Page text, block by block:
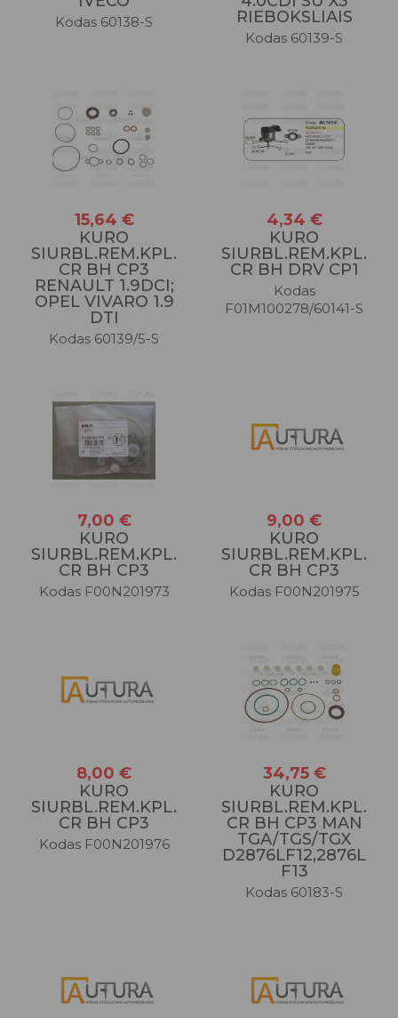
Kodas 60138-S
RIEBOKSLIAIS
Kodas 60139-S
15,64 €
KURO
SIURBL.REM.KPL.
CR BH CP3
RENAULT 1.9DCI;
OPEL VIVARO 1.9
DTI
Kodas 60139/5-S
4,34 €
KURO
SIURBL.REM.KPL.
CR BH DRV CP1
Kodas
F01M100278/60141-S
7,00 €
KURO
SIURBL.REM.KPL.
CR BH CP3
Kodas F00N201973
9,00 €
KURO
SIURBL.REM.KPL.
CR BH CP3
Kodas F00N201975
8,00 €
KURO
SIURBL.REM.KPL.
CR BH CP3
Kodas F00N201976
34,75 €
KURO
SIURBL.REM.KPL.
CR BH CP3 MAN
TGA/TGS/TGX
D2876LF12,2876L
F13
Kodas 60183-S